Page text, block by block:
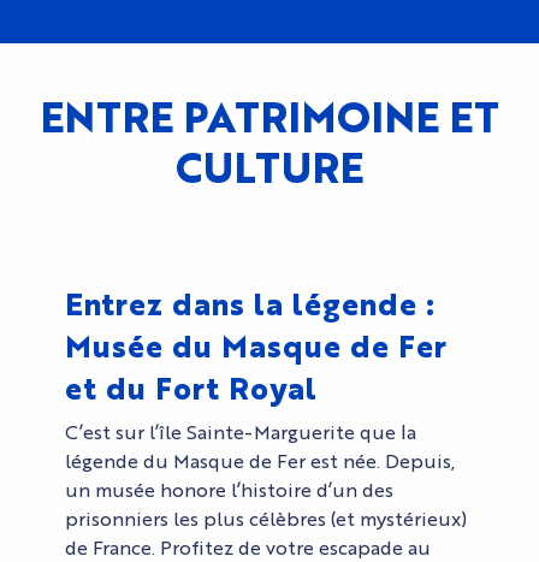
ENTRE PATRIMOINE ET
CULTURE
Entrez dans la légende :
Musée du Masque de Fer
et du Fort Royal
C’est sur l’île Sainte-Marguerite que la
légende du Masque de Fer est née. Depuis,
un musée honore l’histoire d’un des
prisonniers les plus célèbres (et mystérieux)
de France. Profitez de votre escapade au